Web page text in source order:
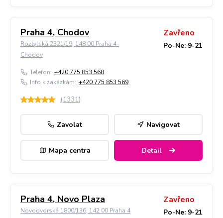
Praha 4, Chodov
Roztylská 2321/19, 148 00 Praha 4-
Chodov
Zavřeno
Po-Ne: 9-21
Telefon: +420 775 853 568
Info k zakázkám: +420 775 853 569
(1331)
Zavolat Navigovat
Mapa centra Detail
Praha 4, Novo Plaza
Novodvorská 1800/136, 142 00 Praha 4
Zavřeno
Po-Ne: 9-21